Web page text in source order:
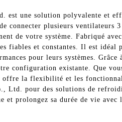
est une solution polyvalente et
connecter plusieurs ventilateurs 3
de votre système. Fabriqué
fiables et constantes. Il est idéal
pour leurs systèmes. Grâce
configuration existante. Que
offre la flexibilité et les
Ltd. pour des solutions de
et prolongez sa durée de vie avec